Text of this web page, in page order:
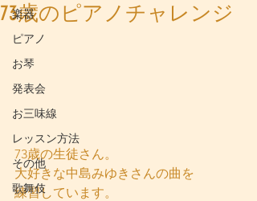
楽器
ピアノ
お琴
発表会
お三味線
レッスン方法
その他
歌舞伎
73歳のピアノチャレンジ
73歳の生徒さん。
大好きな中島みゆきさんの曲を
練習しています。